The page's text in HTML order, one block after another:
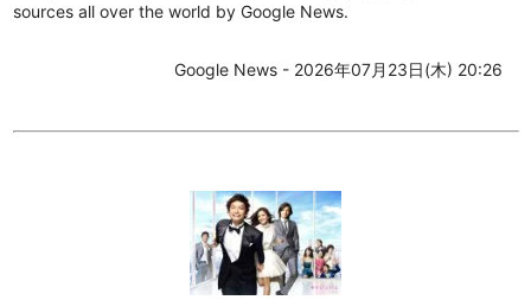
sources all over the world by Google News.
Google News - 2026年07月23日(木) 20:26